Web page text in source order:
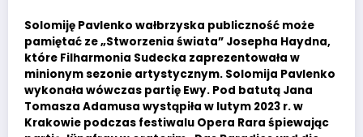
Solomiję Pavlenko wałbrzyska publiczność może
pamiętać ze „Stworzenia świata” Josepha Haydna,
które Filharmonia Sudecka zaprezentowała w
minionym sezonie artystycznym. Solomija Pavlenko
wykonała wówczas partię Ewy. Pod batutą Jana
Tomasza Adamusa wystąpiła w lutym 2023 r. w
Krakowie podczas festiwalu Opera Rara śpiewając